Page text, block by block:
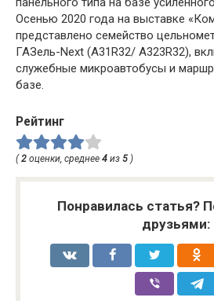
Осенью 2020 года на выставке
представлено семейство
ГАЗель-Next (A31R32/ A323R32),
служебные микроавтобусы и
базе.
Рейтинг
(2 оценки, среднее 4 из 5 )
Понравилась статья?
друзьями: